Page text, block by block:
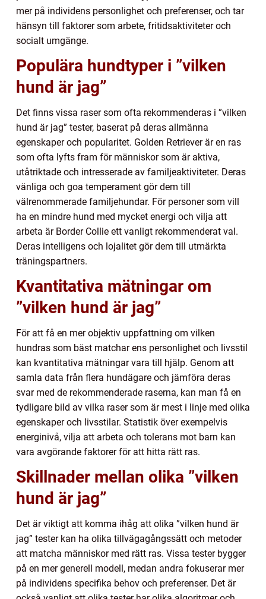
mer på individens personlighet och preferenser, och tar
hänsyn till faktorer som arbete, fritidsaktiviteter och
socialt umgänge.
Populära hundtyper i ”vilken
hund är jag”
Det finns vissa raser som ofta rekommenderas i ”vilken
hund är jag” tester, baserat på deras allmänna
egenskaper och popularitet. Golden Retriever är en ras
som ofta lyfts fram för människor som är aktiva,
utåtriktade och intresserade av familjeaktiviteter. Deras
vänliga och goa temperament gör dem till
välrenommerade familjehundar. För personer som vill
ha en mindre hund med mycket energi och vilja att
arbeta är Border Collie ett vanligt rekommenderat val.
Deras intelligens och lojalitet gör dem till utmärkta
träningspartners.
Kvantitativa mätningar om
”vilken hund är jag”
För att få en mer objektiv uppfattning om vilken
hundras som bäst matchar ens personlighet och livsstil
kan kvantitativa mätningar vara till hjälp. Genom att
samla data från flera hundägare och jämföra deras
svar med de rekommenderade raserna, kan man få en
tydligare bild av vilka raser som är mest i linje med olika
egenskaper och livsstilar. Statistik över exempelvis
energinivå, vilja att arbeta och tolerans mot barn kan
vara avgörande faktorer för att hitta rätt ras.
Skillnader mellan olika ”vilken
hund är jag”
Det är viktigt att komma ihåg att olika ”vilken hund är
jag” tester kan ha olika tillvägagångssätt och metoder
att matcha människor med rätt ras. Vissa tester bygger
på en mer generell modell, medan andra fokuserar mer
på individens specifika behov och preferenser. Det är